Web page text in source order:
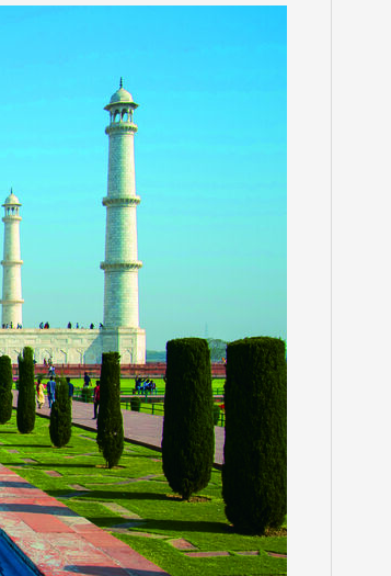
ルに泊まる
イベント
絶景
遺跡
名画鑑賞
ュアリーバスでめぐる
ーキング
観光列車